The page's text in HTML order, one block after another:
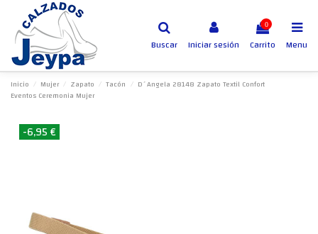
Buscar Iniciar sesión
0
Carrito Menu
Inicio Mujer Zapato Tacón
D´Angela 28148 Zapato Textil Confort
Eventos Ceremonia Mujer
-6,95 €